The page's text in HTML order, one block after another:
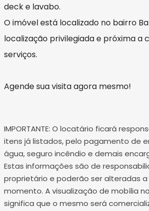
deck e lavabo.
O imóvel está localizado no bairro
localização privilegiada e próxima a
serviços.
Agende sua visita agora mesmo!
IMPORTANTE: O locatário ficará
itens já listados, pelo pagamento de
água, seguro incêndio e demais
Estas informações são de
proprietário e poderão ser alteradas
momento. A visualização de mobília
significa que o mesmo será